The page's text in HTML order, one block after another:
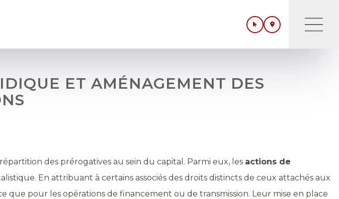
ET AMÉNAGEMENT DES
des prérogatives au sein du capital. Parmi eux, les actions de
En attribuant à certains associés des droits distincts de ceux attachés aux
pour les opérations de financement ou de transmission. Leur mise en place